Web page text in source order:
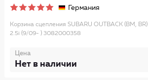
Германия
Корзина сцепления SUBARU OUTBACK (BM, BR)
2.5i (9/09- ) 3082000358
Цена
Нет в наличии